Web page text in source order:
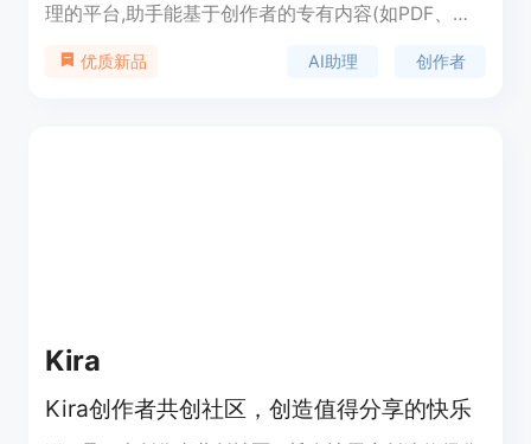
理的平台,助手能基于创作者的专有内容(如PDF、电
真实对话互动。该产品可让创作者的受众体验到与创
优质新品 AI助理 创作者
Kira
Kira创作者共创社区，创造值得分享的快乐